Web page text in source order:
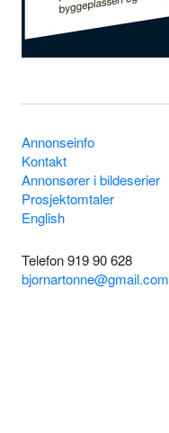
Annonseinfo
Kontakt
Annonsører i bildeserier
Prosjektomtaler
English
Telefon 919 90 628
bjornartonne@gmail.com